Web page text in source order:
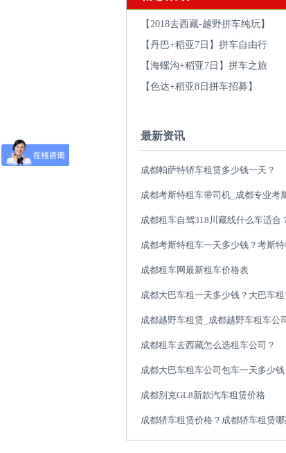
【2018去西藏-越野拼车纯玩】
【丹巴+稻亚7日】拼车自由行
【海螺沟+稻亚7日】拼车之旅
【色达+稻亚8日拼车招募】
最新资讯
成都帕萨特轿车租赁多少钱一天？
成都租车自驾318川藏线什么车适合
成都考斯特租车一天多少钱？考斯
成都租车网最新租车价格表
成都大巴车租一天多少钱？大巴车
成都越野车租赁_成都越野车租车公
成都租车去西藏怎么选租车公司？
成都大巴车租车公司包车一天多少钱
成都别克GL8新款汽车租赁价格
成都轿车租赁价格？成都轿车租赁哪